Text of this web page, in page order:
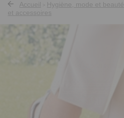
Accueil Hygiène, mode et beauté
et accessoires